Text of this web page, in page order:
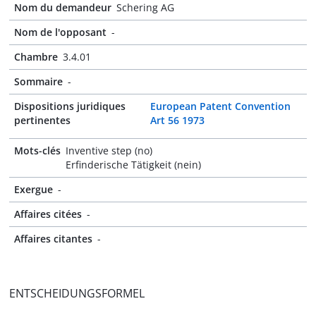
Nom du demandeur Schering AG
Nom de l'opposant -
Chambre 3.4.01
Sommaire -
Dispositions juridiques
pertinentes
European Patent Convention
Art 56 1973
Mots-clés Inventive step (no)
Erfinderische Tätigkeit (nein)
Exergue -
Affaires citées -
Affaires citantes -
ENTSCHEIDUNGSFORMEL